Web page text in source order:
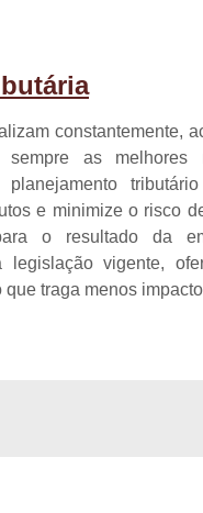
constantemente,
sempre as melhores
e minimize o risco
o resultado da
legislação vigente,
traga menos